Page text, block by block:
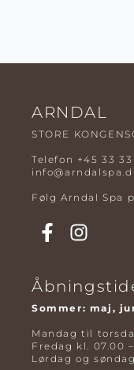
ARNDAL
STORE
Telefon +45 33
Følg Arndal Spa
Sommer: maj,
Mandag til
Fredag kl. 07.00
Lørdag og